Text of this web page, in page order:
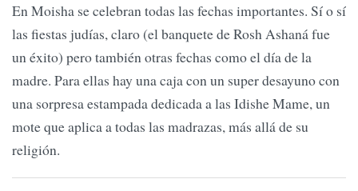
En Moisha se celebran todas las fechas importantes. Sí o sí
las fiestas judías, claro (el banquete de Rosh Ashaná fue
un éxito) pero también otras fechas como el día de la
madre. Para ellas hay una caja con un super desayuno con
una sorpresa estampada dedicada a las Idishe Mame, un
mote que aplica a todas las madrazas, más allá de su
religión.